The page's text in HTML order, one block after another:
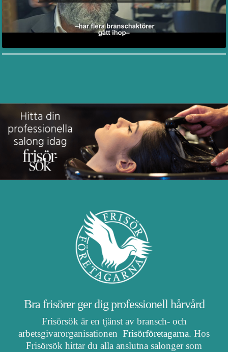
Bra frisörer ger dig professionell hårvård
Frisörsök är en tjänst av bransch- och
arbetsgivarorganisationen Frisörföretagarna. Hos
Frisörsök hittar du alla anslutna salonger som